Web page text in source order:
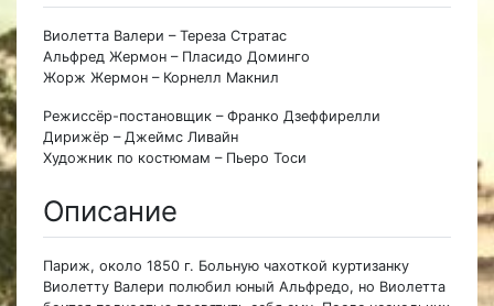
Виолетта Валери – Тереза Стратас
Альфред Жермон – Пласидо Доминго
Жорж Жермон – Корнелл Макнил
Режиссёр-постановщик – Франко Дзеффирелли
Дирижёр – Джеймс Ливайн
Художник по костюмам – Пьеро Тоси
Описание
Париж, около 1850 г. Больную чахоткой куртизанку
Виолетту Валери полюбил юный Альфредо, но Виолетта